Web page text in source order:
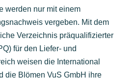
werden nur mit einem
vergeben. Mit dem
Verzeichnis präqualifizierter
für den Liefer- und
weisen die International
die Blömen VuS GmbH ihre